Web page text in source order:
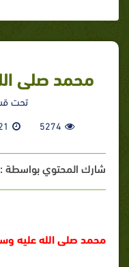
محمد صلى
تحت
5274
شارك المحتوي بواسطة :
محمد صلى الله عليه